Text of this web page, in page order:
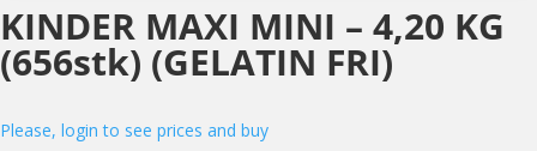
KINDER MAXI MINI – 4,20 KG
(656stk) (GELATIN FRI)
Please, login to see prices and buy